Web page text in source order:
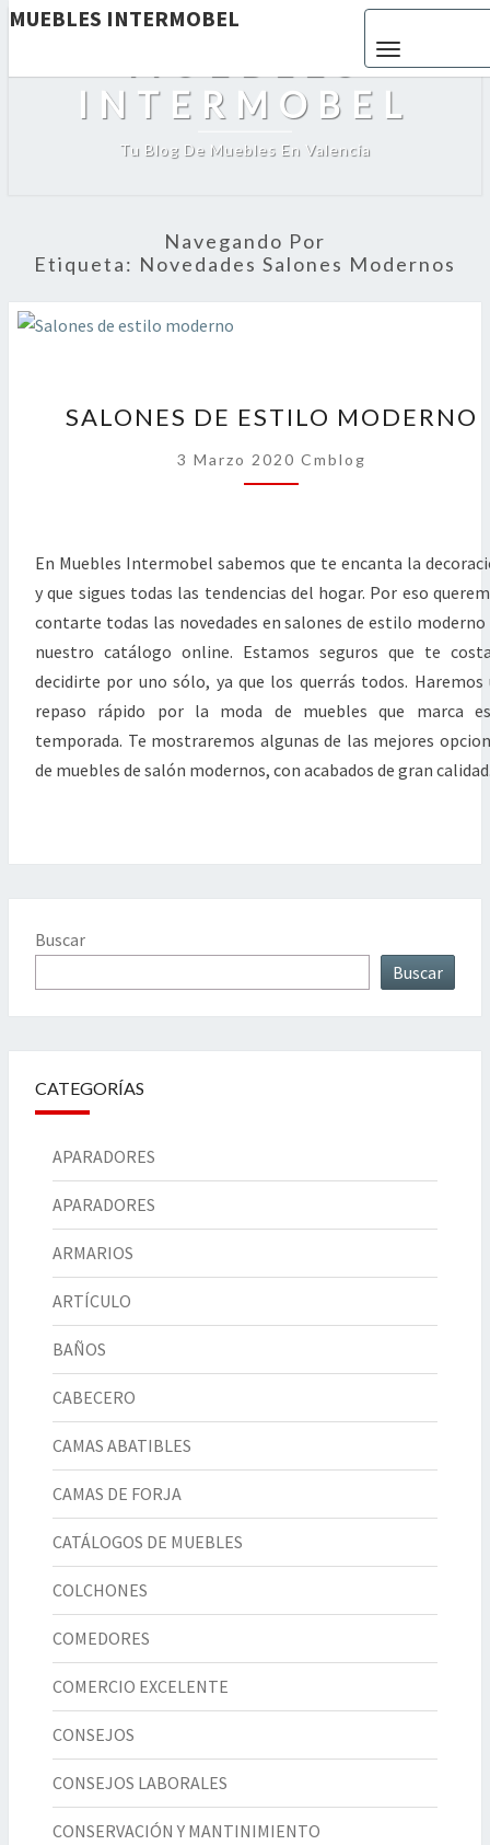
MUEBLES INTERMOBEL
INTERMOBEL
Tu Blog De Muebles En Valencia
Navegando Por
Etiqueta: Novedades Salones Modernos
DE
ESTILO
MODERNO
SALONES DE ESTILO MODERNO
3 Marzo 2020 Cmblog
En Muebles Intermobel sabemos que te encanta la
y que sigues todas las tendencias del hogar. Por eso
contarte todas las novedades en salones de estilo moderno
nuestro catálogo online. Estamos seguros que te
decidirte por uno sólo, ya que los querrás todos. Haremos
repaso rápido por la moda de muebles que marca
temporada. Te mostraremos algunas de las mejores
de muebles de salón modernos, con acabados de gran
Buscar
Buscar
CATEGORÍAS
APARADORES
APARADORES
ARMARIOS
ARTÍCULO
BAÑOS
CABECERO
CAMAS ABATIBLES
CAMAS DE FORJA
CATÁLOGOS DE MUEBLES
COLCHONES
COMEDORES
COMERCIO EXCELENTE
CONSEJOS
CONSEJOS LABORALES
CONSERVACIÓN Y MANTINIMIENTO